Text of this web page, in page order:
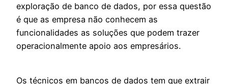
exploração de banco de dados, por essa questão
é que as empresa não conhecem as
funcionalidades as soluções que podem trazer
operacionalmente apoio aos empresários.
Os técnicos em bancos de dados tem que extrair